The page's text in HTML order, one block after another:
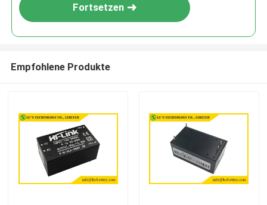
Fortsetzen
Empfohlene Produkte